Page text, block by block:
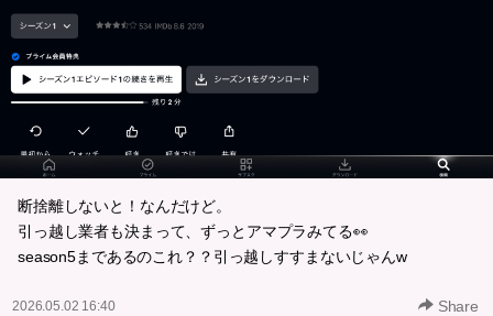
断捨離しないと！なんだけど。
引っ越し業者も決まって、ずっとアマプラみてる👀
season5まであるのこれ？？引っ越しすすまないじゃんw
2026.05.02 16:40 Share